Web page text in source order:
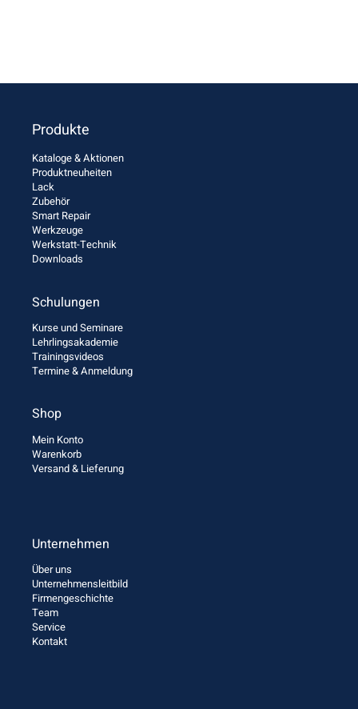
Produkte
Kataloge & Aktionen
Produktneuheiten
Lack
Zubehör
Smart Repair
Werkzeuge
Werkstatt-Technik
Downloads
Schulungen
Kurse und Seminare
Lehrlingsakademie
Trainingsvideos
Termine & Anmeldung
Shop
Mein Konto
Warenkorb
Versand & Lieferung
Unternehmen
Über uns
Unternehmensleitbild
Firmengeschichte
Team
Service
Kontakt